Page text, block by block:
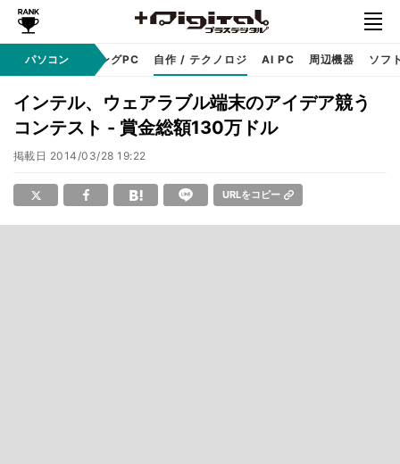
パソコン
PC本体 ゲーミングPC 自作 / テクノロジ AI PC 周辺機器 ソフ
インテル、ウェアラブル端末のアイデア競う
コンテスト - 賞金総額130万ドル
掲載日 2014/03/28 19:22
URLをコピー